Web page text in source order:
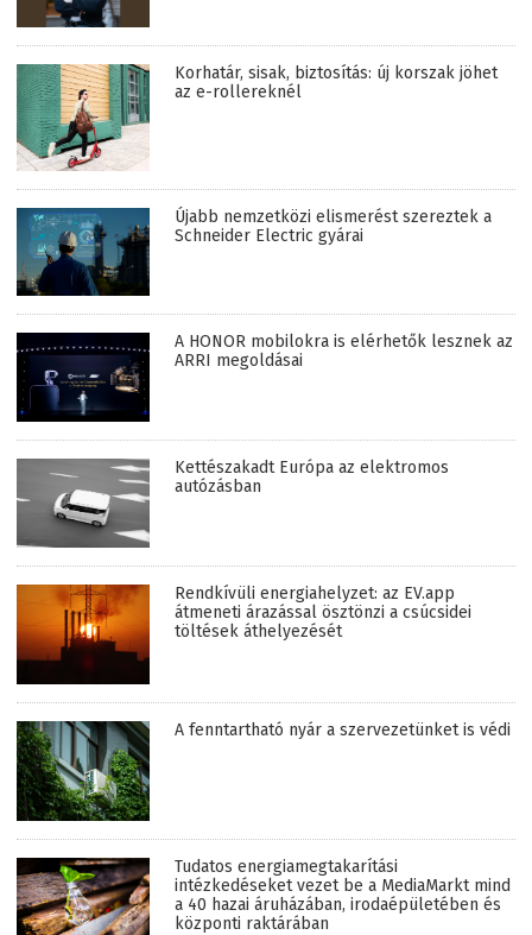
Korhatár, sisak, biztosítás: új korszak jöhet
az e-rollereknél
Újabb nemzetközi elismerést szereztek a
Schneider Electric gyárai
A HONOR mobilokra is elérhetők lesznek az
ARRI megoldásai
Kettészakadt Európa az elektromos
autózásban
Rendkívüli energiahelyzet: az EV.app
átmeneti árazással ösztönzi a csúcsidei
töltések áthelyezését
A fenntartható nyár a szervezetünket is védi
Tudatos energiamegtakarítási
intézkedéseket vezet be a MediaMarkt mind
a 40 hazai áruházában, irodaépületében és
központi raktárában